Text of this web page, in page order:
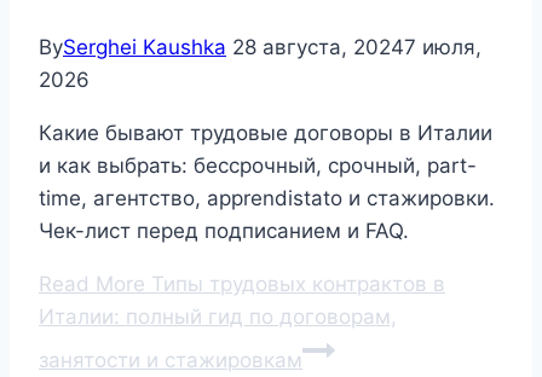
BySerghei Kaushka 28 августа, 20247 июля,
2026
Какие бывают трудовые договоры в Италии
и как выбрать: бессрочный, срочный, part-
time, агентство, apprendistato и стажировки.
Чек-лист перед подписанием и FAQ.
Read More Типы трудовых контрактов в
Италии: полный гид по договорам,
занятости и стажировкам